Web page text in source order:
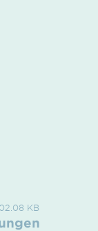
KB